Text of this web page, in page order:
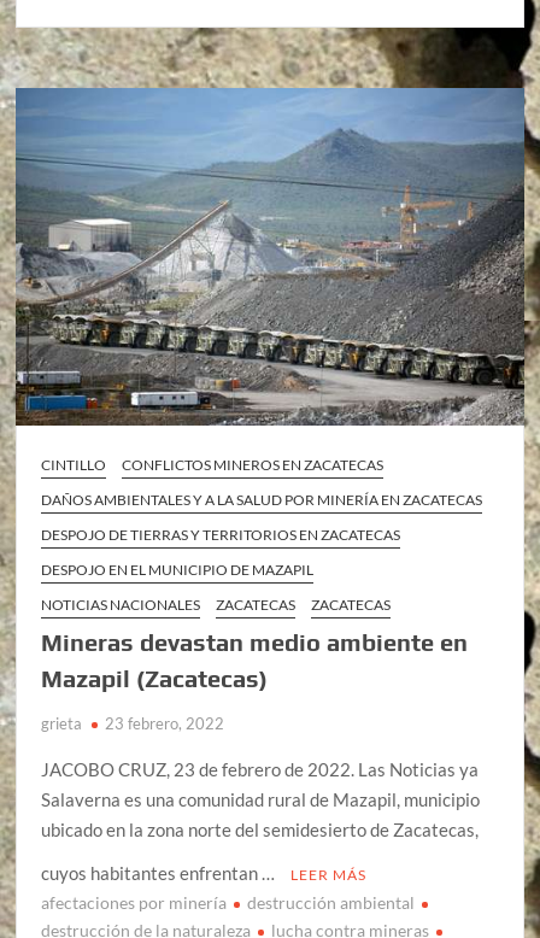
CINTILLO
CONFLICTOS MINEROS EN ZACATECAS
DAÑOS AMBIENTALES Y A LA SALUD POR MINERÍA EN ZACATECAS
DESPOJO DE TIERRAS Y TERRITORIOS EN ZACATECAS
DESPOJO EN EL MUNICIPIO DE MAZAPIL
NOTICIAS NACIONALES
ZACATECAS ZACATECAS
Mineras devastan medio ambiente en
Mazapil (Zacatecas)
grieta 23 febrero, 2022
JACOBO CRUZ, 23 de febrero de 2022. Las Noticias ya
Salaverna es una comunidad rural de Mazapil, municipio
ubicado en la zona norte del semidesierto de Zacatecas,
cuyos habitantes enfrentan …
LEER MÁS
afectaciones por minería
destrucción ambiental
destrucción de la naturaleza
lucha contra mineras